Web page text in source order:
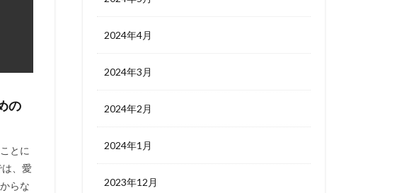
の
とに
、愛
らな
2024年4月
2024年3月
2024年2月
2024年1月
2023年12月